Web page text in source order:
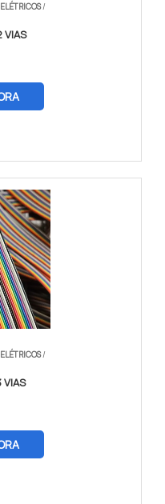
/
VIAS
/
VIAS